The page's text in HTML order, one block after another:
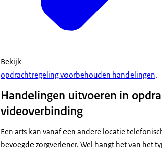
Bekijk
opdrachtregeling voorbehouden handelingen.
Handelingen uitvoeren in
videoverbinding
Een arts kan vanaf een andere locatie
bevoegde zorgverlener. Wel hangt het van het